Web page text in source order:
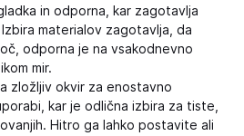
in odporna, kar zagotavlja
materialov zagotavlja, da
odporna je na vsakodnevno
mir.
zložljiv okvir za enostavno
kar je odlična izbira za tiste,
Hitro ga lahko postavite ali